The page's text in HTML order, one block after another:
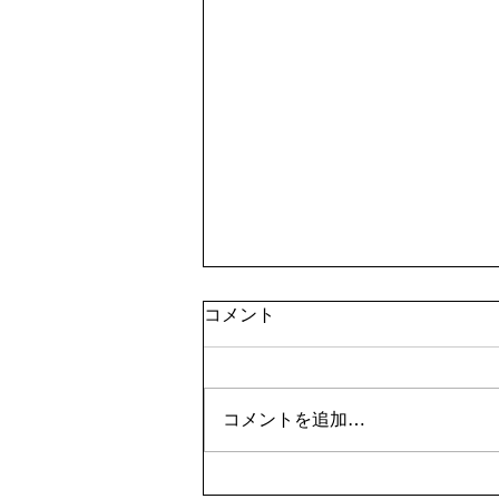
コメント
コメントを追加…